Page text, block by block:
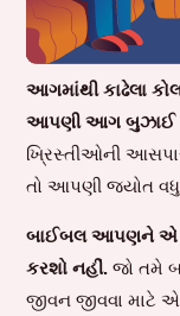
આગમાંથી કાઢેલા
આપણી આગ
ખ્રિસ્તીઓની
તો આપણી જ્યોત
બાઈબલ આપણને એ
કરશો નહીં. જો તમે
જીવન જીવવા માટે